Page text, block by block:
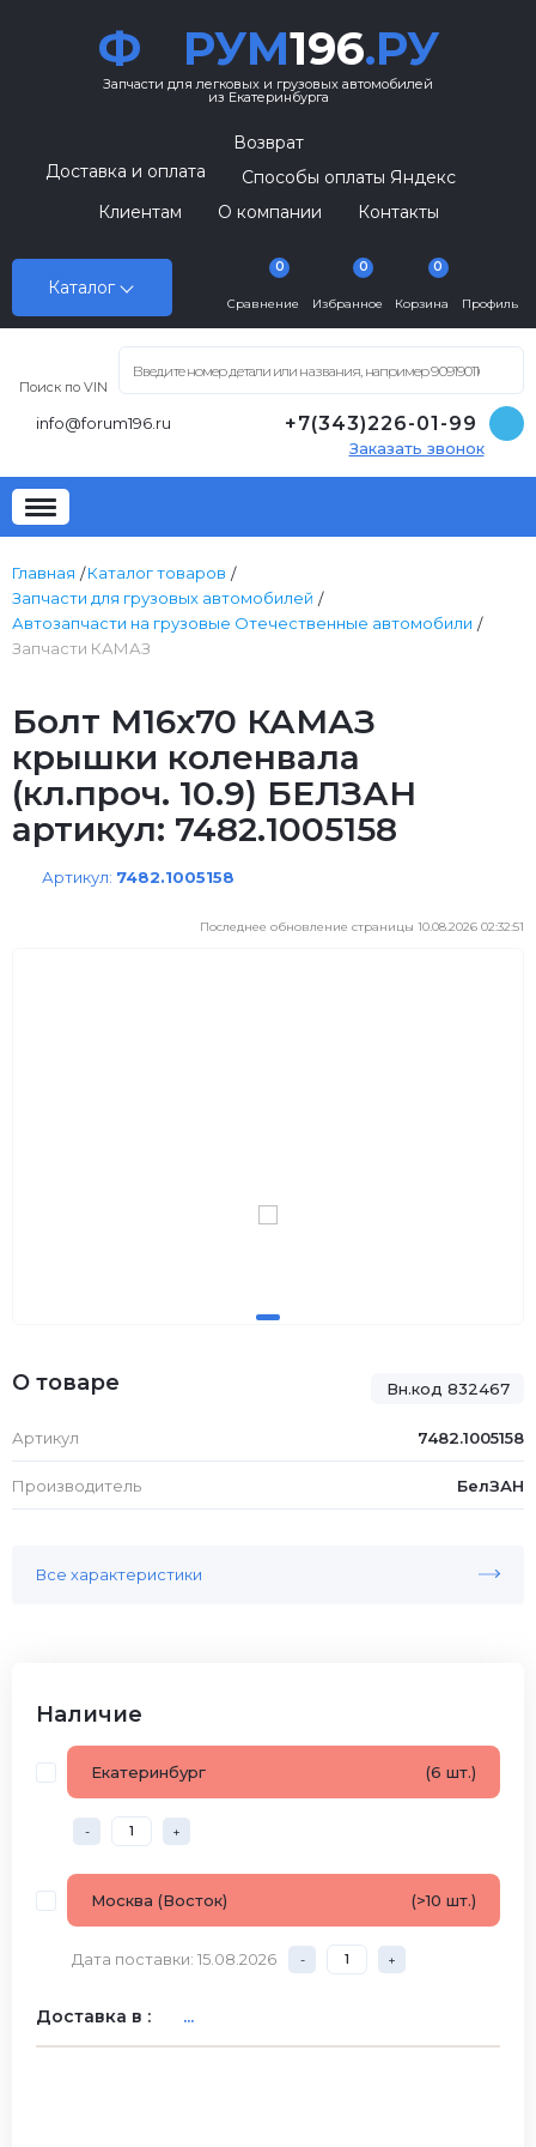
Ф РУМ196.РУ
Запчасти для легковых и грузовых автомобилей
из Екатеринбурга
Каталог
Возврат
Доставка и оплата
Способы оплаты Яндекс
Клиентам
О компании Контакты
Сравнение
0
Избранное
0
Корзина
0
Профиль
Поиск по VIN
info@forum196.ru +7(343)226-01-99
Заказать звонок
Главная
Каталог товаров
Запчасти для грузовых автомобилей
Автозапчасти на грузовые Отечественные автомобили
Запчасти КАМАЗ
Болт М16х70 КАМАЗ
крышки коленвала
(кл.проч. 10.9) БЕЛЗАН
артикул: 7482.1005158
Артикул: 7482.1005158
Последнее обновление страницы 10.08.2026 02:32:51
Вн.код 832467
О товаре
Артикул 7482.1005158
Производитель БелЗАН
Все характеристики
Наличие
Екатеринбург (6 шт.)
- +
Москва (Восток) (>10 шт.)
Дата поставки: 15.08.2026 - +
Доставка в : ...